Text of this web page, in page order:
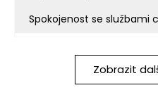
Spokojenost se službami
Zobrazit